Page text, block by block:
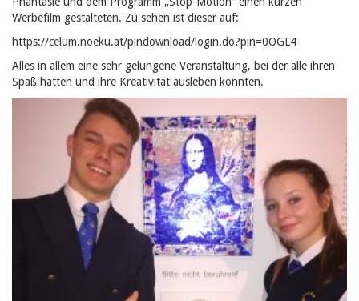
Werbefilm gestalteten. Zu sehen ist dieser auf:
https://celum.noeku.at/pindownload/login.do?pin=0OGL4
Alles in allem eine sehr gelungene Veranstaltung, bei der alle ihren
Spaß hatten und ihre Kreativität ausleben konnten.